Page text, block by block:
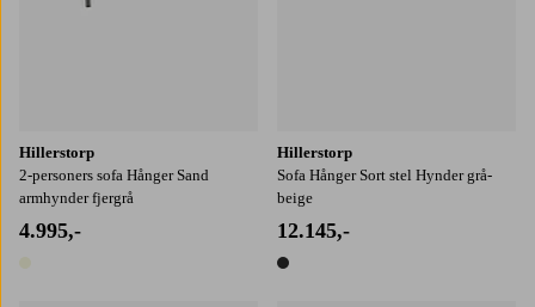
Hillerstorp
2-personers sofa Hånger Sand
armhynder fjergrå
4.995,-
Hillerstorp
Sofa Hånger Sort stel Hynder grå-
beige
12.145,-
1 farve